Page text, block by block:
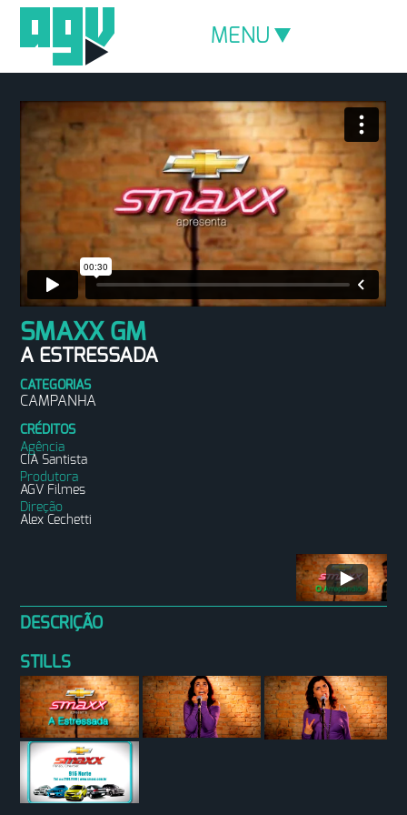
MENU
SMAXX GM
A ESTRESSADA
CATEGORIAS
CAMPANHA
CRÉDITOS
Agência
CIA Santista
Produtora
AGV Filmes
Direção
Alex Cechetti
DESCRIÇÃO
STILLS